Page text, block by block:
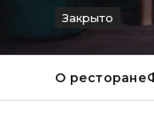
Закрыто
О ресторане